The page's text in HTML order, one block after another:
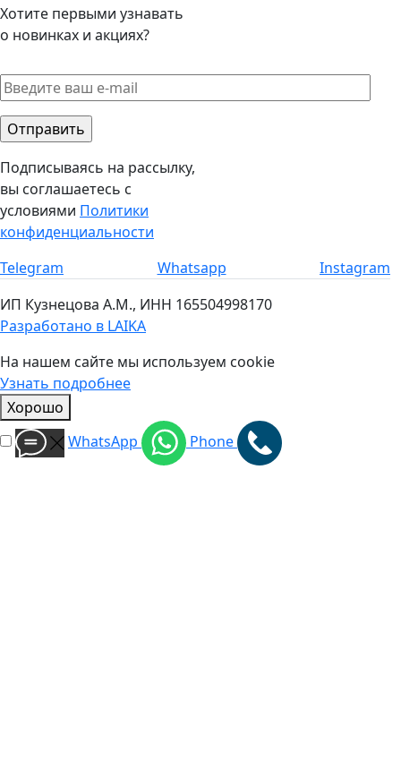
Хотите первыми узнавать
о новинках и акциях?
Подписываясь на рассылку,
вы соглашаетесь с
условиями Политики
конфиденциальности
Telegram​
Whatsapp​
Instagram​
ИП Кузнецова А.М., ИНН 165504998170
Разработано в LAIKA
На нашем сайте мы используем cookie
Узнать подробнее
Хорошо
WhatsApp
Phone